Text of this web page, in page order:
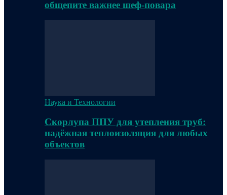
общепите важнее шеф-повара
Наука и Технологии
Скорлупа ППУ для утепления труб:
надёжная теплоизоляция для любых
объектов